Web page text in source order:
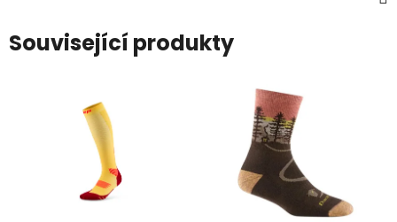
Související produkty